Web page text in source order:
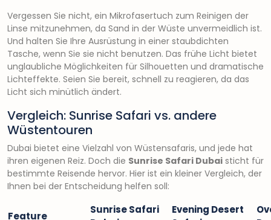
Vergessen Sie nicht, ein Mikrofasertuch zum Reinigen der
Linse mitzunehmen, da Sand in der Wüste unvermeidlich ist.
Und halten Sie Ihre Ausrüstung in einer staubdichten
Tasche, wenn Sie sie nicht benutzen. Das frühe Licht bietet
unglaubliche Möglichkeiten für Silhouetten und dramatische
Lichteffekte. Seien Sie bereit, schnell zu reagieren, da das
Licht sich minütlich ändert.
Vergleich: Sunrise Safari vs. andere
Wüstentouren
Dubai bietet eine Vielzahl von Wüstensafaris, und jede hat
ihren eigenen Reiz. Doch die Sunrise Safari Dubai sticht für
bestimmte Reisende hervor. Hier ist ein kleiner Vergleich, der
Ihnen bei der Entscheidung helfen soll:
Feature
Sunrise Safari
Evening Desert